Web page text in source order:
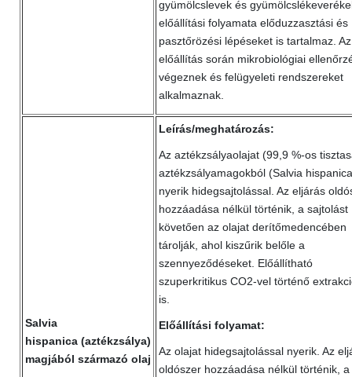
gyümölcslevek és
előállítási folyamata előduzzasztási és
pasztőrözési lépéseket is tartalmaz. Az
előállítás során mikrobiológiai
végeznek és felügyeleti rendszereket
alkalmaznak.
Salvia
hispanica (aztékzsálya)
magjából származó olaj
Leírás/meghatározás:
Az aztékzsályaolajat (99,9 %-os
aztékzsályamagokból (Salvia
nyerik hidegsajtolással. Az eljárás
hozzáadása nélkül történik, a sajtolást
követően az olajat derítőmedencében
tárolják, ahol kiszűrik belőle a
szennyeződéseket. Előállítható
szuperkritikus CO2-vel történő
is.
Előállítási folyamat:
Az olajat hidegsajtolással nyerik. Az
oldószer hozzáadása nélkül történik, a